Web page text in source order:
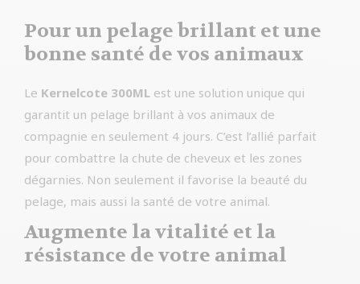
Pour un pelage brillant et une
bonne santé de vos animaux
Le Kernelcote 300ML est une solution unique qui
garantit un pelage brillant à vos animaux de
compagnie en seulement 4 jours. C’est l’allié parfait
pour combattre la chute de cheveux et les zones
dégarnies. Non seulement il favorise la beauté du
pelage, mais aussi la santé de votre animal.
Augmente la vitalité et la
résistance de votre animal